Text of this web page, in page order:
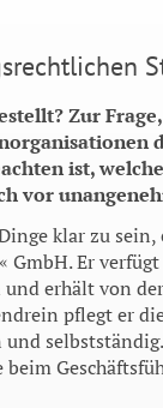
Zur
ist,
vor
klar zu
GmbH. Er
erhält von
pflegt er
beim